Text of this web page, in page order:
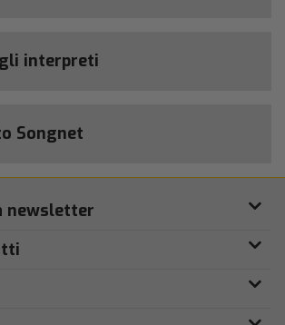
interpreti
Songnet
newsletter